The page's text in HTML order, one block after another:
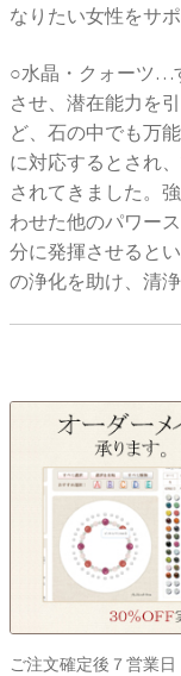
なりたい女性をサ
○水晶・クォーツ…
させ、潜在能力を
ど、石の中でも万
に対応するとされ
されてきました。
わせた他のパワー
分に発揮させると
の浄化を助け、清
ご注文確定後７営業